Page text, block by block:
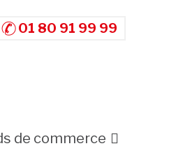
01 80 91 99 99
de commerce